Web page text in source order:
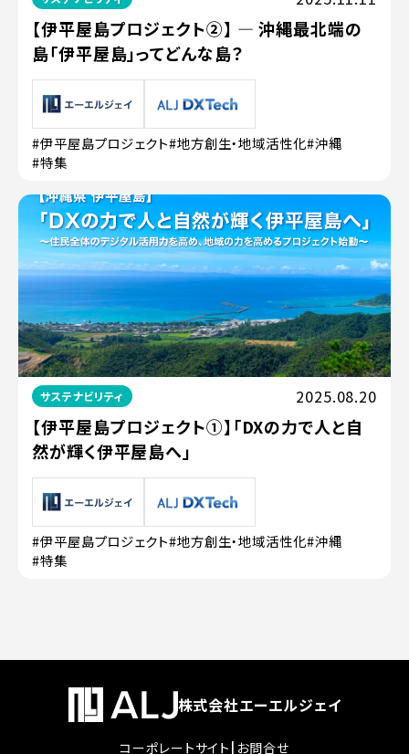
【伊平屋島プロジェクト②】 ― 沖縄最北端の
島「伊平屋島」ってどんな島？
#伊平屋島プロジェクト#地方創生・地域活性化#沖縄
#特集
サステナビリティ 2025.08.20
【伊平屋島プロジェクト①】「DXの力で人と自
然が輝く伊平屋島へ」
#伊平屋島プロジェクト#地方創生・地域活性化#沖縄
#特集
株式会社エーエルジェイ
コーポレートサイト | お問合せ